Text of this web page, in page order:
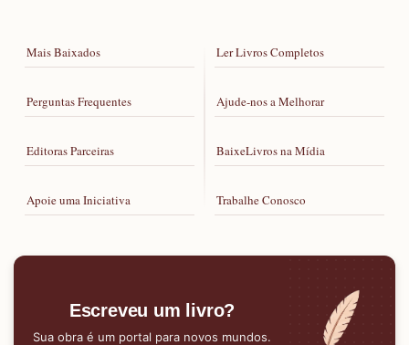
Mais Baixados
Perguntas Frequentes
Editoras Parceiras
Apoie uma Iniciativa
Ler Livros Completos
Ajude-nos a Melhorar
BaixeLivros na Mídia
Trabalhe Conosco
Escreveu um livro?
Sua obra é um portal para novos mundos.